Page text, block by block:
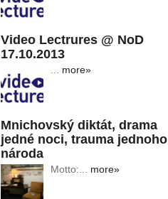
Video Lectrures @ NoD
17.10.2013
more»
Mnichovský diktát, drama
jedné noci, trauma jednoho
národa
Motto:... more»